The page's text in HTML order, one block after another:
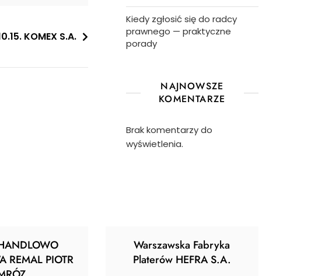
KOMEX S.A.
Kiedy zgłosić się do radcy
prawnego — praktyczne
porady
NAJNOWSZE
KOMENTARZE
Brak komentarzy do
wyświetlenia.
REMAL PIOTR
Warszawska Fabryka
Platerów HEFRA S.A.